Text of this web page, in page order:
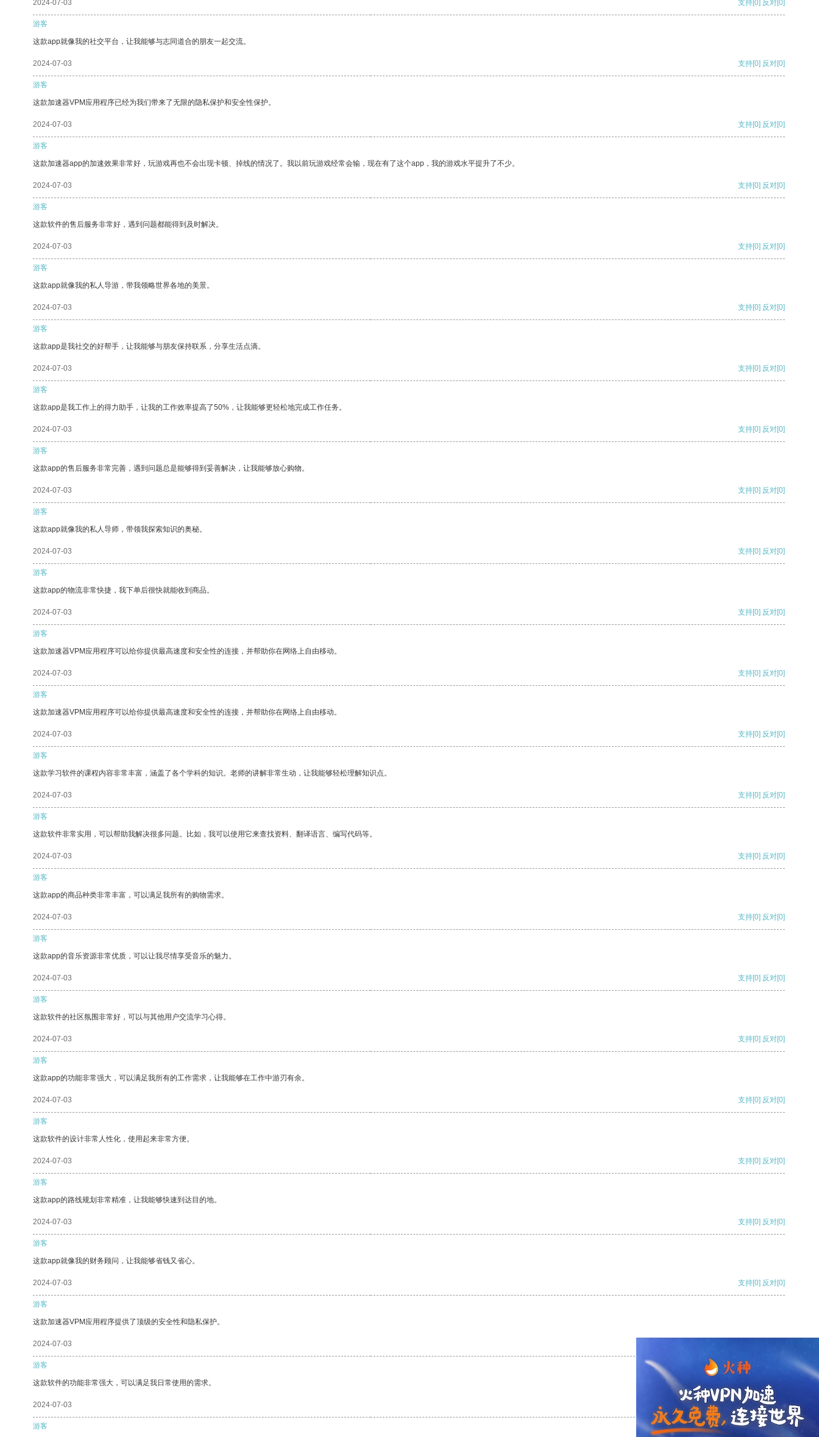
2024-07-03 支持[0] 反对[0]
游客
这款app就像我的社交平台，让我能够与志同道合的朋友一起交流。
2024-07-03 支持[0] 反对[0]
游客
这款加速器VPM应用程序已经为我们带来了无限的隐私保护和安全性保护。
2024-07-03 支持[0] 反对[0]
游客
这款加速器app的加速效果非常好，玩游戏再也不会出现卡顿、掉线的情况了。我以前玩游戏经常会输，现在有了这个app，我的游戏水平提升了不少。
2024-07-03 支持[0] 反对[0]
游客
这款软件的售后服务非常好，遇到问题都能得到及时解决。
2024-07-03 支持[0] 反对[0]
游客
这款app就像我的私人导游，带我领略世界各地的美景。
2024-07-03 支持[0] 反对[0]
游客
这款app是我社交的好帮手，让我能够与朋友保持联系，分享生活点滴。
2024-07-03 支持[0] 反对[0]
游客
这款app是我工作上的得力助手，让我的工作效率提高了50%，让我能够更轻松地完成工作任务。
2024-07-03 支持[0] 反对[0]
游客
这款app的售后服务非常完善，遇到问题总是能够得到妥善解决，让我能够放心购物。
2024-07-03 支持[0] 反对[0]
游客
这款app就像我的私人导师，带领我探索知识的奥秘。
2024-07-03 支持[0] 反对[0]
游客
这款app的物流非常快捷，我下单后很快就能收到商品。
2024-07-03 支持[0] 反对[0]
游客
这款加速器VPM应用程序可以给你提供最高速度和安全性的连接，并帮助你在网络上自由移动。
2024-07-03 支持[0] 反对[0]
游客
这款加速器VPM应用程序可以给你提供最高速度和安全性的连接，并帮助你在网络上自由移动。
2024-07-03 支持[0] 反对[0]
游客
这款学习软件的课程内容非常丰富，涵盖了各个学科的知识。老师的讲解非常生动，让我能够轻松理解知识点。
2024-07-03 支持[0] 反对[0]
游客
这款软件非常实用，可以帮助我解决很多问题。比如，我可以使用它来查找资料、翻译语言、编写代码等。
2024-07-03 支持[0] 反对[0]
游客
这款app的商品种类非常丰富，可以满足我所有的购物需求。
2024-07-03 支持[0] 反对[0]
游客
这款app的音乐资源非常优质，可以让我尽情享受音乐的魅力。
2024-07-03 支持[0] 反对[0]
游客
这款软件的社区氛围非常好，可以与其他用户交流学习心得。
2024-07-03 支持[0] 反对[0]
游客
这款app的功能非常强大，可以满足我所有的工作需求，让我能够在工作中游刃有余。
2024-07-03 支持[0] 反对[0]
游客
这款软件的设计非常人性化，使用起来非常方便。
2024-07-03 支持[0] 反对[0]
游客
这款app的路线规划非常精准，让我能够快速到达目的地。
2024-07-03 支持[0] 反对[0]
游客
这款app就像我的财务顾问，让我能够省钱又省心。
2024-07-03 支持[0] 反对[0]
游客
这款加速器VPM应用程序提供了顶级的安全性和隐私保护。
2024-07-03
游客
这款软件的功能非常强大，可以满足我日常使用的需求。
2024-07-03 支持 [0] 反对 [0]
游客